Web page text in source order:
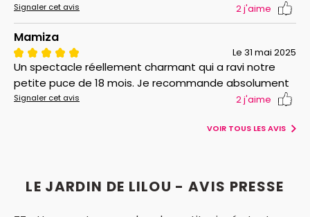
Signaler cet avis 2j'aime
Mamiza
Le 31 mai 2025
Un spectacle réellement charmant qui a ravi notre
petite puce de 18 mois. Je recommande absolument
Signaler cet avis 2j'aime
VOIR TOUS LES AVIS
LE JARDIN DE LILOU - AVIS PRESSE